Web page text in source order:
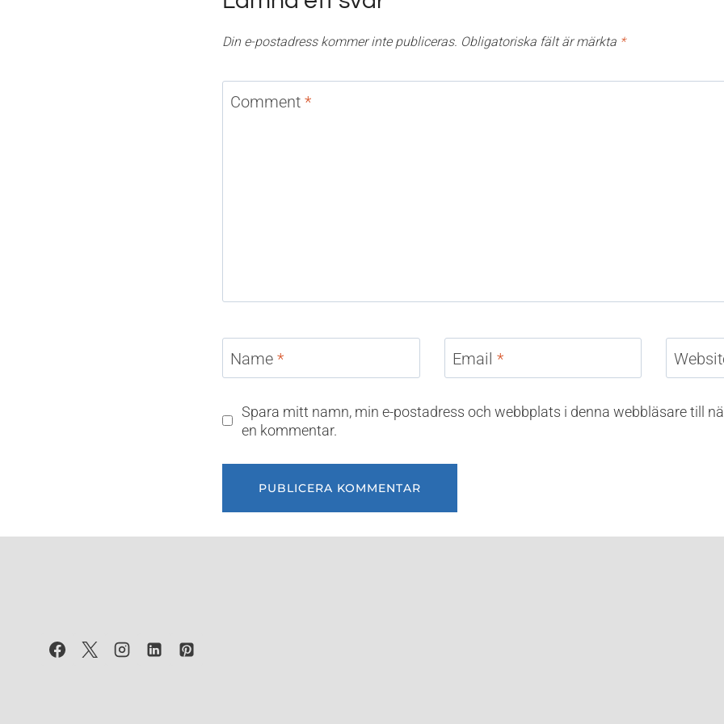
Din e-postadress kommer inte publiceras. Obligatoriska fält är märkta *
Comment *
Name * Email *
Spara mitt namn, min e-postadress och webbplats i denna webbläsare till
en kommentar.